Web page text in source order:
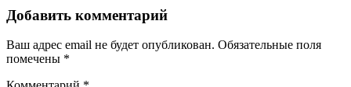
Добавить комментарий
Ваш адрес email не будет опубликован. Обязательные поля
помечены *